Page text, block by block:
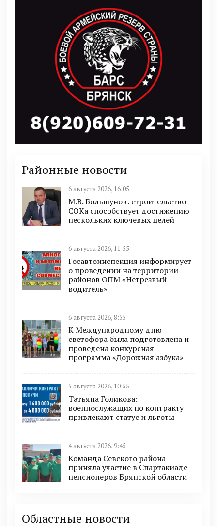
Районные новости
6 августа 2026, 16:05
М.В. Большунов: строительство
СОКа способствует достижению
нескольких ключевых целей
6 августа 2026, 11:55
Госавтоинспекция информирует
о проведении на территории
районов ОПМ «Нетрезвый
водитель»
6 августа 2026, 8:55
К Международному дню
светофора была подготовлена и
проведена конкурсная
программа «Дорожная азбука»
5 августа 2026, 10:55
Татьяна Голикова:
военнослужащих по контракту
привлекают статус и льготы
4 августа 2026, 9:45
Команда Севского района
приняла участие в Спартакиаде
пенсионеров Брянской области
Областные новости